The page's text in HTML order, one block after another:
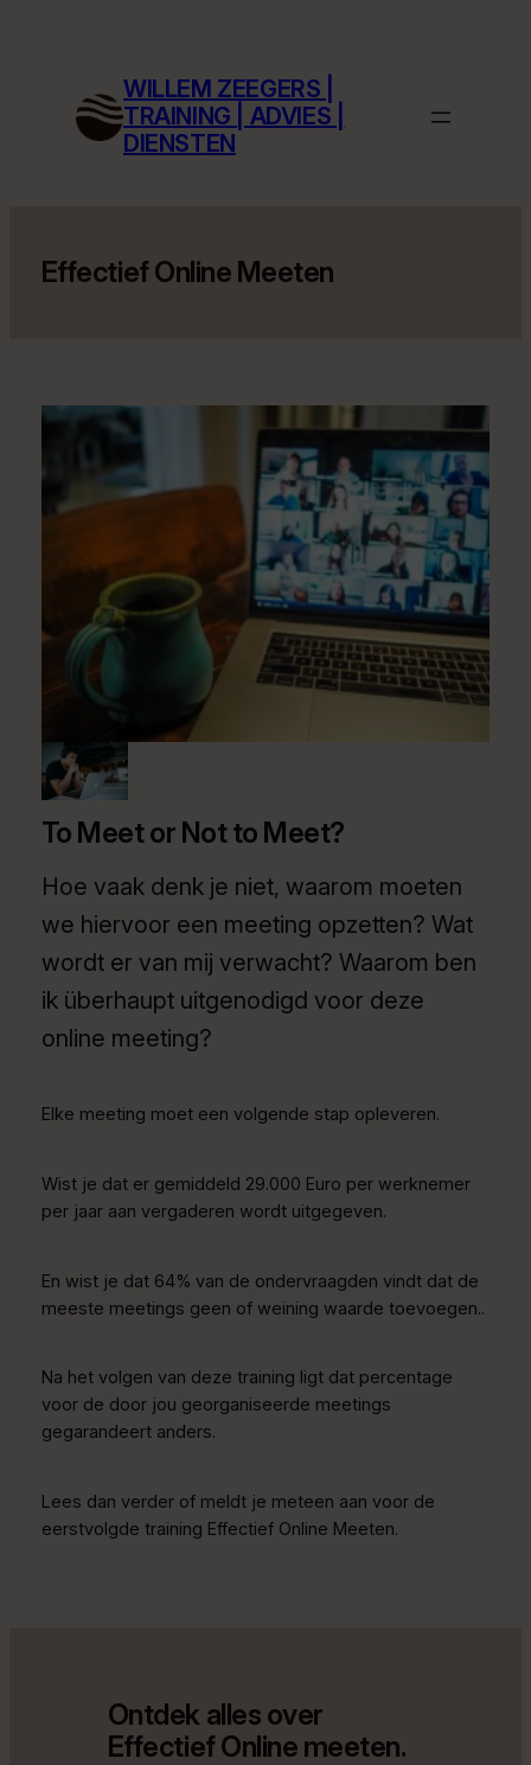
WILLEM ZEEGERS |
TRAINING | ADVIES |
DIENSTEN
Effectief Online Meeten
To Meet or Not to Meet?
Hoe vaak denk je niet, waarom moeten
we hiervoor een meeting opzetten? Wat
wordt er van mij verwacht? Waarom ben
ik überhaupt uitgenodigd voor deze
online meeting?
Elke meeting moet een volgende stap opleveren.
Wist je dat er gemiddeld 29.000 Euro per werknemer
per jaar aan vergaderen wordt uitgegeven.
En wist je dat 64% van de ondervraagden vindt dat de
meeste meetings geen of weining waarde toevoegen..
Na het volgen van deze training ligt dat percentage
voor de door jou georganiseerde meetings
gegarandeert anders.
Lees dan verder of meldt je meteen aan voor de
eerstvolgde training Effectief Online Meeten.
Ontdek alles over
Effectief Online meeten.